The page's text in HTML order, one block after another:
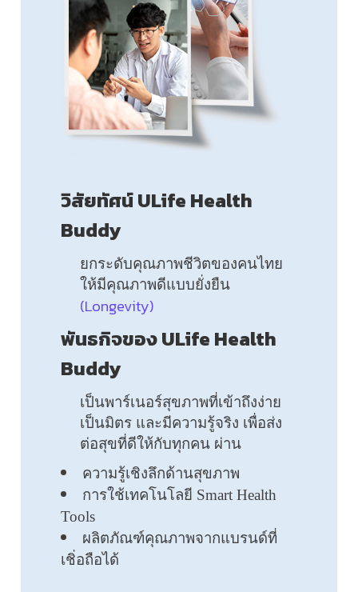
วิสัยทัศน์ ULife Health
Buddy
ยกระดับคุณภาพชีวิตของคนไทย
ให้มีคุณภาพดีแบบยั่งยืน
(Longevity)
พันธกิจของ ULife Health
Buddy
เป็นพาร์เนอร์สุขภาพที่เข้าถึงง่าย
เป็นมิตร และมีความรู้จริง เพื่อส่ง
ต่อสุขที่ดีให้กับทุกคน ผ่าน
ความรู้เชิงลึกด้านสุขภาพ
การใช้เทคโนโลยี Smart Health
Tools
ผลิตภัณฑ์คุณภาพจากแบรนด์ที่
เชิ่อถือได้